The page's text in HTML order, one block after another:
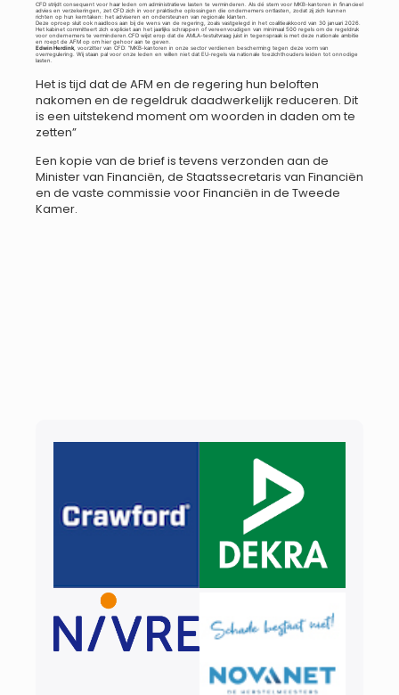
CFD strijdt consequent voor haar leden om administratieve lasten te verminderen. Als dé stem voor MKB-kantoren in financieel
advies en verzekeringen, zet CFD zich in voor praktische oplossingen die ondernemers ontlasten, zodat zij zich kunnen
richten op hun kerntaken: het adviseren en ondersteunen van regionale klanten.
Deze oproep sluit ook naadloos aan bij de wens van de regering, zoals vastgelegd in het coalitieakkoord van 30 januari 2026.
Het kabinet committeert zich expliciet aan het jaarlijks schrappen of vereenvoudigen van minimaal 500 regels om de regeldruk
voor ondernemers te verminderen.CFD wijst erop dat de AMLA-testuitvraag juist in tegenspraak is met deze nationale ambitie
en roept de AFM op om hier gehoor aan te geven.
Edwin Herdink , voorzitter van CFD: “MKB-kantoren in onze sector verdienen bescherming tegen deze vorm van
overregulering. Wij staan pal voor onze leden en willen niet dat EU-regels via nationale toezichthouders leiden tot onnodige
lasten.
Het is tijd dat de AFM en de regering hun beloften
nakomen en de regeldruk daadwerkelijk reduceren. Dit
is een uitstekend moment om woorden in daden om te
zetten”
Een kopie van de brief is tevens verzonden aan de
Minister van Financiën, de Staatssecretaris van Financiën
en de vaste commissie voor Financiën in de Tweede
Kamer.